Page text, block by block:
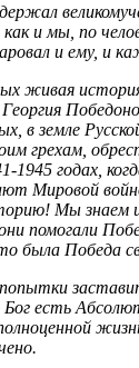
как и мы, по
и ему, и
живая
Георгия
в земле
грехам,
1945 годах,
Мировой
Мы знаем
помогали
была Победа
Бог есть